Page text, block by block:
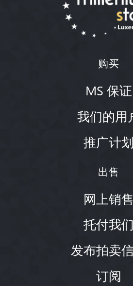
购买
MS 保证
我们的用
推广计划
出售
网上销售
托付我们
发布拍卖
订阅